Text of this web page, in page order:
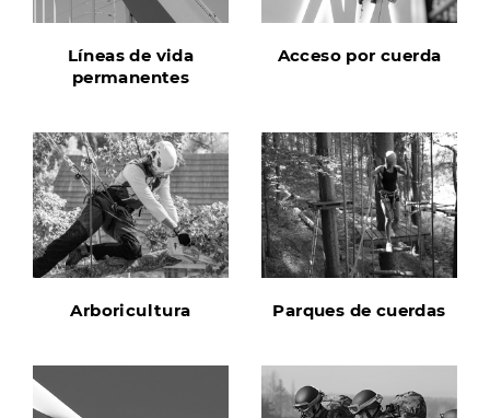
Líneas de vida
permanentes
Acceso por cuerda
Arboricultura Parques de cuerdas